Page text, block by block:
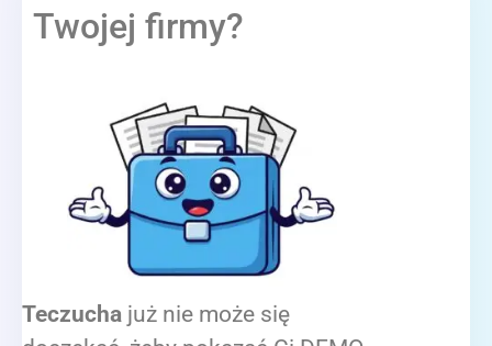
Twojej firmy?
Teczucha już nie może się